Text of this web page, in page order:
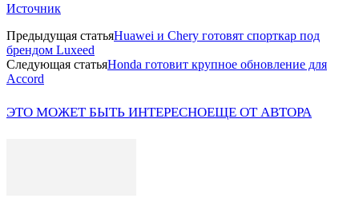
Источник
Предыдущая статьяHuawei и Chery готовят спорткар под
брендом Luxeed
Следующая статьяHonda готовит крупное обновление для
Accord
ЭТО МОЖЕТ БЫТЬ ИНТЕРЕСНОЕЩЕ ОТ АВТОРА